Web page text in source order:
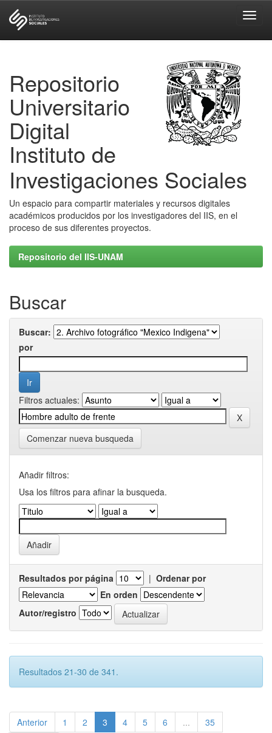
Repositorio
Universitario
Digital
Instituto de
Investigaciones Sociales
Un espacio para compartir materiales y recursos digitales
académicos producidos por los investigadores del IIS, en el
proceso de sus diferentes proyectos.
Repositorio del IIS-UNAM
Buscar
Buscar:
por
Filtros actuales:
Comenzar nueva busqueda
Añadir filtros:
Usa los filtros para afinar la busqueda.
Resultados por página | Ordenar por
En orden
Autor/registro
Resultados 21-30 de 341.
Anterior 1 2 3 4 5 6 ...
35